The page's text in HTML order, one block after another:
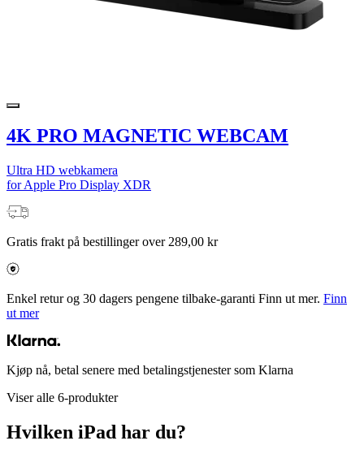
4K PRO MAGNETIC WEBCAM
Ultra HD webkamera
for Apple Pro Display XDR
Gratis frakt på bestillinger over 289,00 kr
Enkel retur og 30 dagers pengene tilbake-garanti Finn ut mer. Finn
ut mer
Kjøp nå, betal senere med betalingstjenester som Klarna
Viser alle 6-produkter
Hvilken iPad har du?